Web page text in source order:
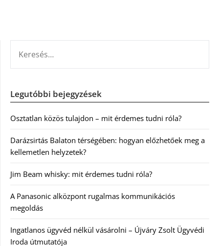
Legutóbbi bejegyzések
Osztatlan közös tulajdon – mit érdemes tudni róla?
Darázsirtás Balaton térségében: hogyan előzhetőek meg a
kellemetlen helyzetek?
Jim Beam whisky: mit érdemes tudni róla?
A Panasonic alközpont rugalmas kommunikációs
megoldás
Ingatlanos ügyvéd nélkül vásárolni – Újváry Zsolt Ügyvédi
Iroda útmutatója